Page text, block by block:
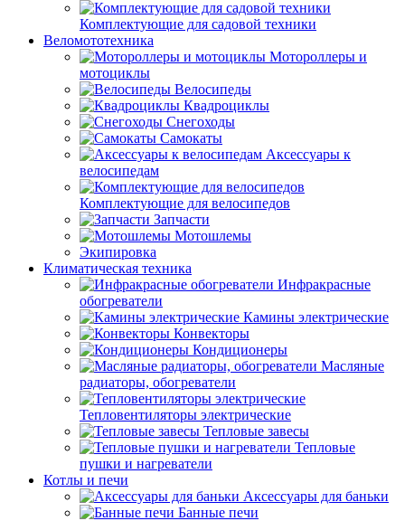
Комплектующие для садовой техники
Веломототехника
Мотороллеры и
мотоциклы
Велосипеды
Квадроциклы
Снегоходы
Самокаты
Аксессуары к
велосипедам
Комплектующие для велосипедов
Запчасти
Мотошлемы
Экипировка
Климатическая техника
Инфракрасные
обогреватели
Камины электрические
Конвекторы
Кондиционеры
Масляные
радиаторы, обогреватели
Тепловентиляторы электрические
Тепловые завесы
Тепловые
пушки и нагреватели
Котлы и печи
Аксессуары для баньки
Банные печи